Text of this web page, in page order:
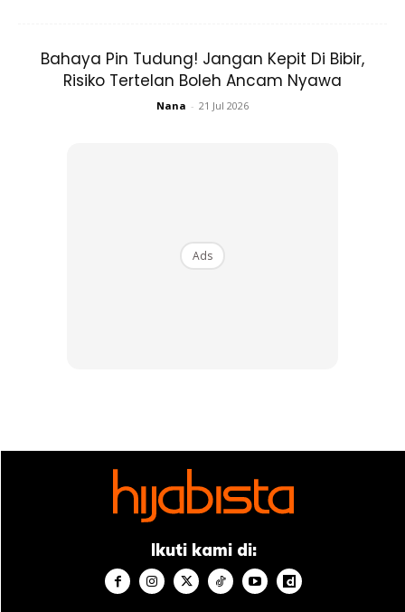
Bahaya Pin Tudung! Jangan Kepit Di Bibir,
Risiko Tertelan Boleh Ancam Nyawa
Nana - 21 Jul 2026
Ads
Ikuti kami di: